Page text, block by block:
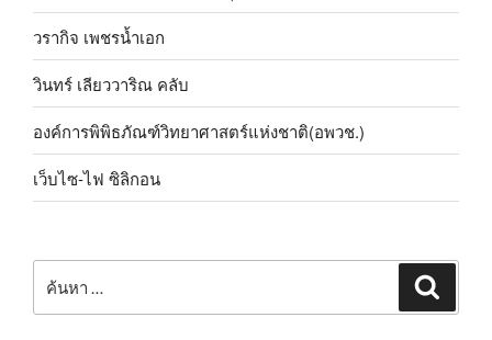
วรากิจ เพชรน้ำเอก
วินทร์ เลียววาริณ คลับ
องค์การพิพิธภัณฑ์วิทยาศาสตร์แห่งชาติ(อพวช.)
เว็บไซ-ไฟ ซิลิกอน